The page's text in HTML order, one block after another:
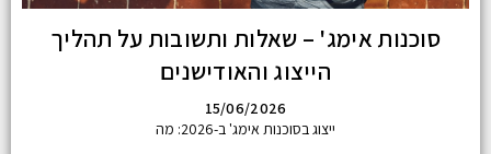
סוכנות אימג' – שאלות ותשובות על תהליך
הייצוג והאודישנים
15/06/2026
ייצוג בסוכנות אימג' ב-2026: מה